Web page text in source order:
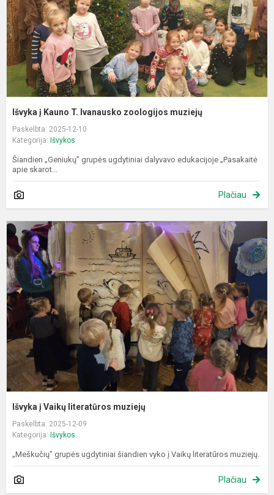
Išvyka į Kauno T. Ivanausko zoologijos muziejų
Paskelbta: 2025-12-10
Kategorija: Išvykos
Šiandien „Geniukų" grupės ugdytiniai dalyvavo edukacijoje „Pasakaitė
apie skarot...
Plačiau
Išvyka į Vaikų literatūros muziejų
Paskelbta: 2025-12-09
Kategorija: Išvykos
„Meškučių" grupės ugdytiniai šiandien vyko į Vaikų literatūros muziejų.
Plačiau